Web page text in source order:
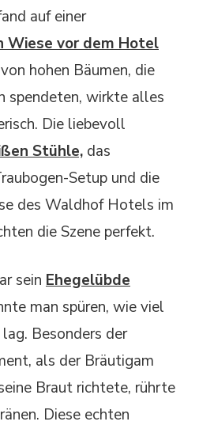
auf einer
Wiese vor dem Hotel
hohen Bäumen, die
spendeten, wirkte alles
Die liebevoll
Stühle, das
Setup und die
des Waldhof Hotels im
die Szene perfekt.
sein Ehegelübde
man spüren, wie viel
Besonders der
als der Bräutigam
Braut richtete, rührte
Diese echten